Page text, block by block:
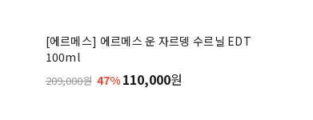
[에르메스] 에르메스 운 자르뎅 수르닐 EDT
100ml
209,000원 47% 110,000원